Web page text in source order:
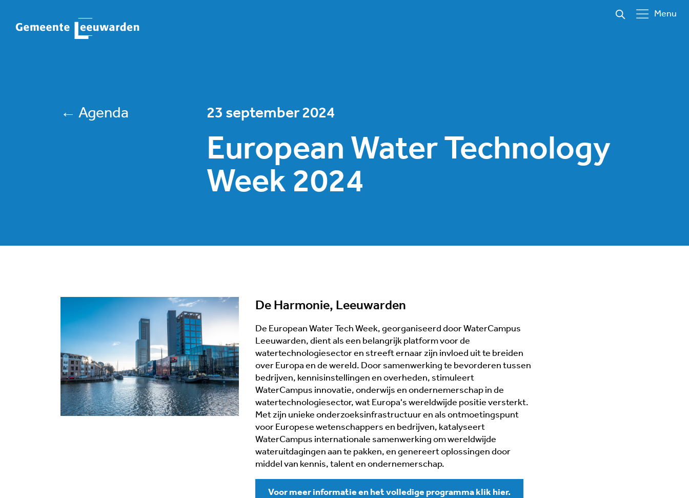
Menu
← Agenda 23 september 2024
European Water Technology
Week 2024
De Harmonie, Leeuwarden
De European Water Tech Week, georganiseerd door WaterCampus
Leeuwarden, dient als een belangrijk platform voor de
watertechnologiesector en streeft ernaar zijn invloed uit te breiden
over Europa en de wereld. Door samenwerking te bevorderen tussen
bedrijven, kennisinstellingen en overheden, stimuleert
WaterCampus innovatie, onderwijs en ondernemerschap in de
watertechnologiesector, wat Europa's wereldwijde positie versterkt.
Met zijn unieke onderzoeksinfrastructuur en als ontmoetingspunt
voor Europese wetenschappers en bedrijven, katalyseert
WaterCampus internationale samenwerking om wereldwijde
wateruitdagingen aan te pakken, en genereert oplossingen door
middel van kennis, talent en ondernemerschap.
Voor meer informatie en het volledige programma klik hier.